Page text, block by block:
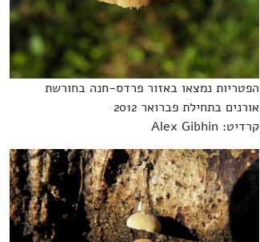
הפטריות נמצאו באזור פרדס-חנה בחורשת
אורנים בתחילת פברואר 2012
קרדיט: Alex Gibhin